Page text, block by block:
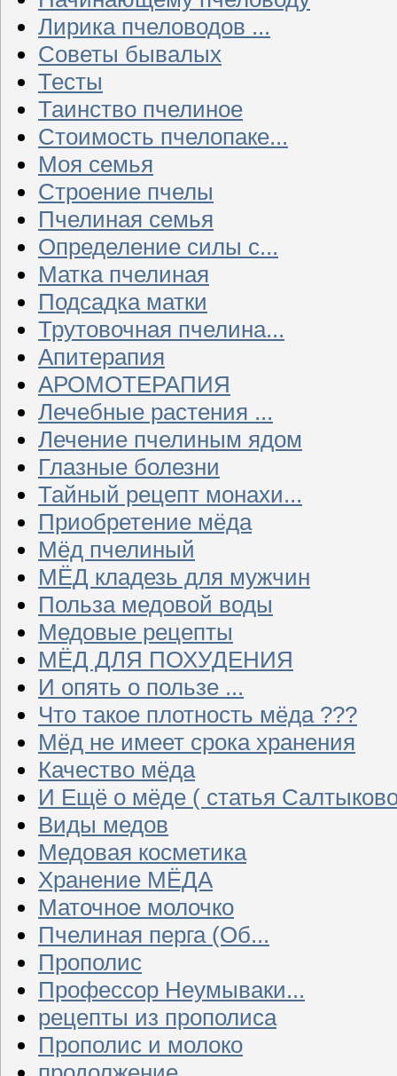
Лирика пчеловодов ...
Советы бывалых
Тесты
Таинство пчелиное
Стоимость пчелопаке...
Моя семья
Строение пчелы
Пчелиная семья
Определение силы с...
Матка пчелиная
Подсадка матки
Трутовочная пчелина...
Апитерапия
АРОМОТЕРАПИЯ
Лечебные растения ...
Лечение пчелиным ядом
Глазные болезни
Тайный рецепт монахи...
Приобретение мёда
Мёд пчелиный
МЁД кладезь для мужчин
Польза медовой воды
Медовые рецепты
МЁД ДЛЯ ПОХУДЕНИЯ
И опять о пользе ...
Что такое плотность мёда ???
Мёд не имеет срока хранения
Качество мёда
И Ещё о мёде ( статья
Виды медов
Медовая косметика
Хранение МЁДА
Маточное молочко
Пчелиная перга (Об...
Прополис
Профессор Неумываки...
рецепты из прополиса
Прополис и молоко